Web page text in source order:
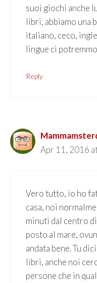
suoi giochi anche
libri, abbiamo una
italiano, ceco,
lingue ci
Reply
Apr 11, 2016
Vero tutto, io ho
casa, noi
minuti dal centro
posto al mare,
andata bene. Tu
libri, anche noi
persone che in